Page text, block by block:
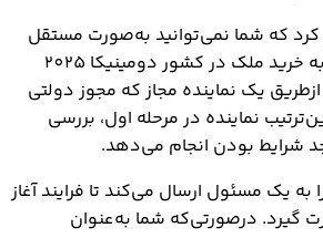
کرد که شما نمی‌توانید به‌صورت مستقل
ازطریق ارتباط با دولت به خرید ملک در کشور دومینیکا 2025
ازطریق یک نماینده مجاز که مجوز دولتی
نماینده در مرحله اول، بررسی
شرایط بودن انجام می‌دهد.
یک مسئول ارسال می‌کند تا فرایند آغاز
گیرد. درصورتی‌که شما به‌عنوان